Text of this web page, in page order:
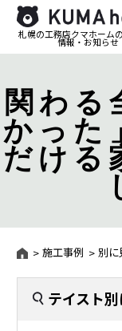
札幌の工務店クマホーム
情報・お知らせ
関わる
かった
だける
施工事例 別に
テイスト